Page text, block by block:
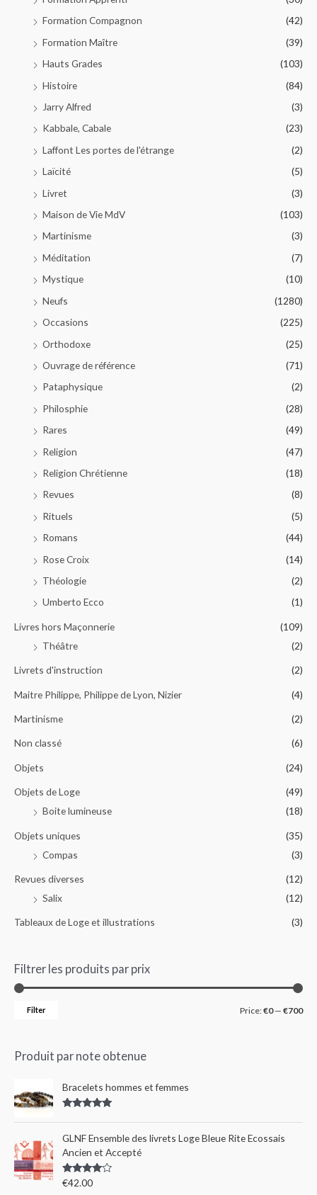
Formation Compagnon
(42)
Formation Maître
(39)
Hauts Grades
(103)
Histoire
(84)
Jarry Alfred
(3)
Kabbale, Cabale
(23)
Laffont Les portes de l'étrange
(2)
Laïcité
(5)
Livret
(3)
Maison de Vie MdV
(103)
Martinisme
(3)
Méditation
(7)
Mystique
(10)
Neufs
(1280)
Occasions
(225)
Orthodoxe
(25)
Ouvrage de référence
(71)
Pataphysique
(2)
Philosphie
(28)
Rares
(49)
Religion
(47)
Religion Chrétienne
(18)
Revues
(8)
Rituels
(5)
Romans
(44)
Rose Croix
(14)
Théologie
(2)
Umberto Ecco
(1)
Livres hors Maçonnerie
(109)
Théâtre
(2)
Livrets d'instruction (2)
Maitre Philippe, Philippe de Lyon, Nizier (4)
Martinisme (2)
Non classé (6)
Objets (24)
Objets de Loge
(49)
Boite lumineuse
(18)
Objets uniques
(35)
Compas
(3)
Revues diverses
(12)
Salix
(12)
Tableaux de Loge et illustrations (3)
Filtrer les produits par prix
Filter Price:€0— €700
Produit par note obtenue
Bracelets hommes et femmes
out of 5
GLNF Ensemble des livrets Loge Bleue Rite Ecossais
Ancien et Accepté
Rated
€42.00